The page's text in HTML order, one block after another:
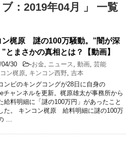
ブ：2019年04月 」 一覧
ン梶原 謎の100万騒動。”闇が深
とまさかの真相とは？【動画】
04/30 -お金 ニュース 動画 芸能
ン梶原 キンコン西野 吉本
ンビのキングコングが28日に自身の
チャンネルを更新。梶原雄太が事務所から
給料明細に「謎の100万円」があったこと
た。 キンコン梶原 給料明細に謎の100万
…